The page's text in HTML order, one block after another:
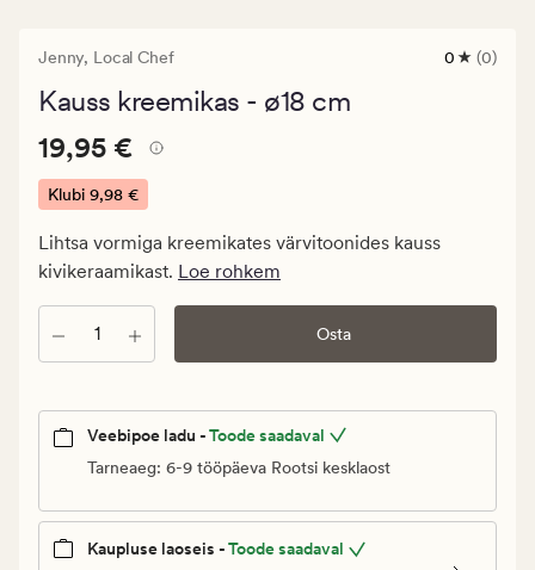
Jenny, Local Chef
0
0 (0)
Kauss kreemikas - ø18 cm
Pris_ee
19,95
€.
9,98
€
Pris_ee 19,95 €
19,95 €
Klubi 9,98 €
Lihtsa vormiga kreemikates värvitoonides kauss
kivikeraamikast. Loe rohkem
Kogus Osta
Veebipoe ladu -Toode saadaval
Tarneaeg: 6-9 tööpäeva Rootsi kesklaost
Kaupluse laoseis -Toode saadaval